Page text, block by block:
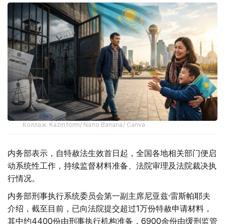
Коллаж: Kazinform/ Nano Banana/ Canva
内务部表示，自特赦法生效首日起，全国各地相关部门便启
动系统性工作，持续监督材料准备、法院审理及法院裁决执
行情况。
内务部刑事执行系统委员会第一副主席尼亚兹·雷斯帕耶夫
介绍，截至目前，已向法院提交超过1万份特赦申请材料，
其中约4400份由刑事执行机构准备，6900余份由缓刑监管